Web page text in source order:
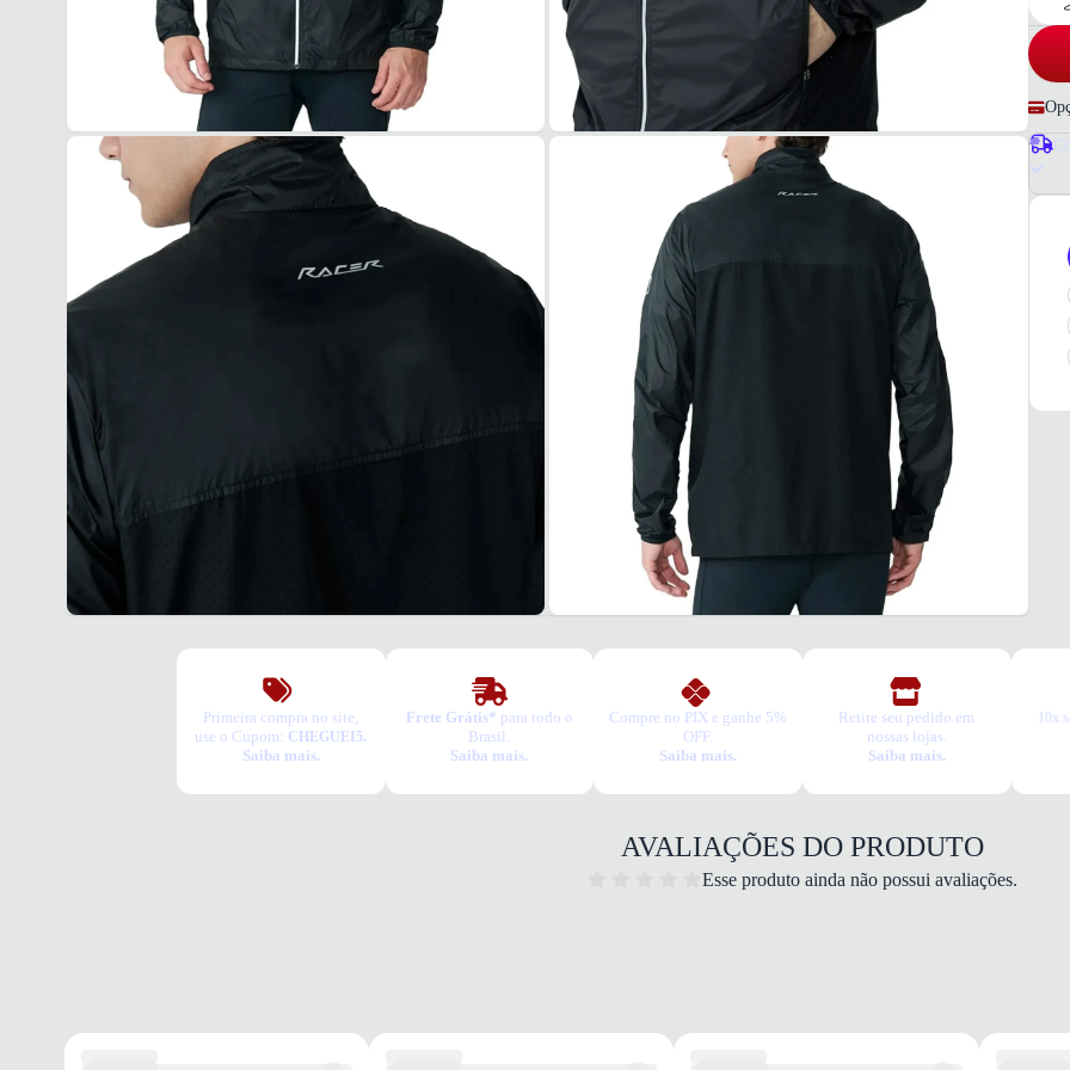
Primeira compra no site,
use o Cupom: CHEGUEI5.
Saiba mais.
Frete Grátis* para todo o
Brasil.
Saiba mais.
Compre no PIX e ganhe 5%
OFF.
Saiba mais.
Retire seu pedido em
nossas lojas.
Saiba mais.
10x
AVALIAÇÕES DO PRODUTO
Esse produto ainda não possui avaliações.